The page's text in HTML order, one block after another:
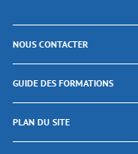
NOUS CONTACTER
GUIDE DES FORMATIONS
PLAN DU SITE